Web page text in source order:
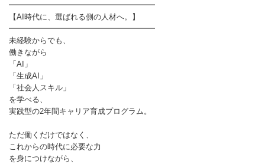
━━━━━━━━━━━━━━━━━━━
【AI時代に、選ばれる側の人材へ。】
━━━━━━━━━━━━━━━━━━━
未経験からでも、
働きながら
「AI」
「生成AI」
「社会人スキル」
を学べる、
実践型の2年間キャリア育成プログラム。
ただ働くだけではなく、
これからの時代に必要な力
を身につけながら、